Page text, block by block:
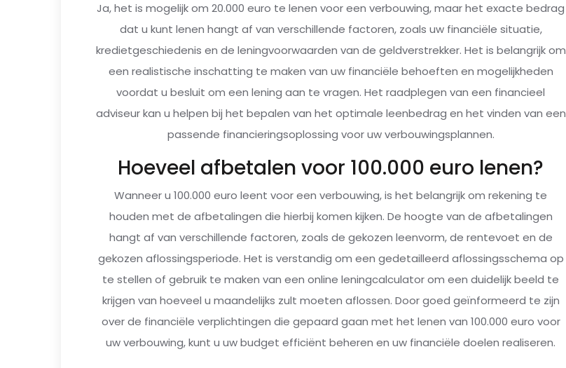
Ja, het is mogelijk om 20.000 euro te lenen voor een verbouwing, maar het exacte bedrag
dat u kunt lenen hangt af van verschillende factoren, zoals uw financiële situatie,
kredietgeschiedenis en de leningvoorwaarden van de geldverstrekker. Het is belangrijk om
een realistische inschatting te maken van uw financiële behoeften en mogelijkheden
voordat u besluit om een lening aan te vragen. Het raadplegen van een financieel
adviseur kan u helpen bij het bepalen van het optimale leenbedrag en het vinden van een
passende financieringsoplossing voor uw verbouwingsplannen.
Hoeveel afbetalen voor 100.000 euro lenen?
Wanneer u 100.000 euro leent voor een verbouwing, is het belangrijk om rekening te
houden met de afbetalingen die hierbij komen kijken. De hoogte van de afbetalingen
hangt af van verschillende factoren, zoals de gekozen leenvorm, de rentevoet en de
gekozen aflossingsperiode. Het is verstandig om een gedetailleerd aflossingsschema op
te stellen of gebruik te maken van een online leningcalculator om een duidelijk beeld te
krijgen van hoeveel u maandelijks zult moeten aflossen. Door goed geïnformeerd te zijn
over de financiële verplichtingen die gepaard gaan met het lenen van 100.000 euro voor
uw verbouwing, kunt u uw budget efficiënt beheren en uw financiële doelen realiseren.